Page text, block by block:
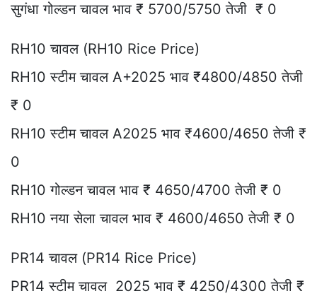
सुगंधा गोल्डन चावल भाव ₹ 5700/5750 तेजी ₹ 0
RH10 चावल (RH10 Rice Price)
RH10 स्टीम चावल A+2025 भाव ₹4800/4850 तेजी
₹ 0
RH10 स्टीम चावल A2025 भाव ₹4600/4650 तेजी ₹
0
RH10 गोल्डन चावल भाव ₹ 4650/4700 तेजी ₹ 0
RH10 नया सेला चावल भाव ₹ 4600/4650 तेजी ₹ 0
PR14 चावल (PR14 Rice Price)
PR14 स्टीम चावल 2025 भाव ₹ 4250/4300 तेजी ₹